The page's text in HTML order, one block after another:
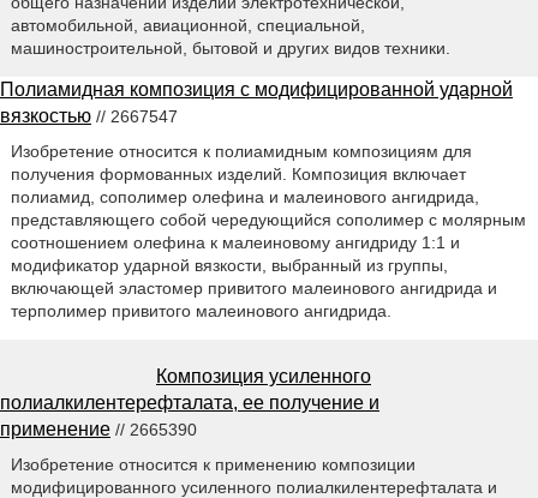
автомобильной, авиационной, специальной,
машиностроительной, бытовой и других видов техники.
Полиамидная композиция с модифицированной ударной
вязкостью // 2667547
Изобретение относится к полиамидным композициям для
получения формованных изделий. Композиция включает
полиамид, сополимер олефина и малеинового ангидрида,
представляющего собой чередующийся сополимер с молярным
соотношением олефина к малеиновому ангидриду 1:1 и
модификатор ударной вязкости, выбранный из группы,
включающей эластомер привитого малеинового ангидрида и
терполимер привитого малеинового ангидрида.
Композиция усиленного
полиалкилентерефталата, ее получение и
применение // 2665390
Изобретение относится к применению композиции
модифицированного усиленного полиалкилентерефталата и